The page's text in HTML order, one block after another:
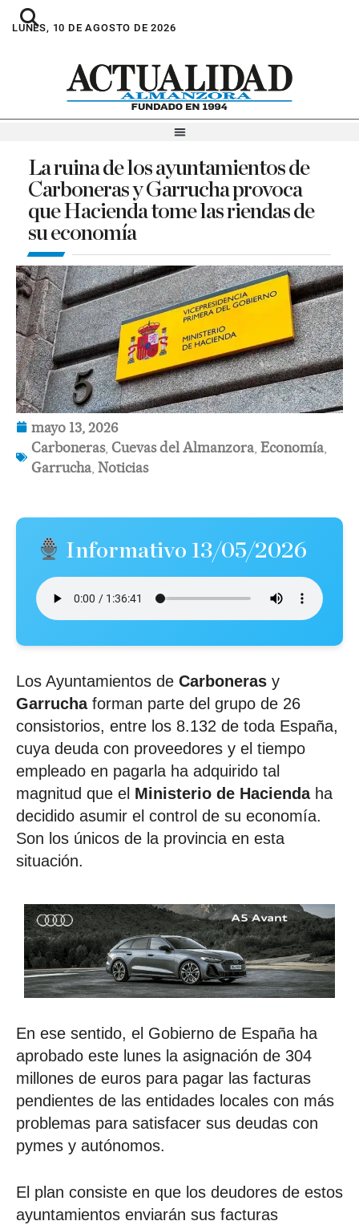
LUNES, 10 DE AGOSTO DE 2026
La ruina de los ayuntamientos de
Carboneras y Garrucha provoca
que Hacienda tome las riendas de
su economía
mayo 13, 2026
Carboneras, Cuevas del Almanzora Economía
Garrucha Noticias
Informativo 13/05/2026
Los Ayuntamientos de Carboneras y
Garrucha forman parte del grupo de 26
consistorios, entre los 8.132 de toda España,
cuya deuda con proveedores y el tiempo
empleado en pagarla ha adquirido tal
magnitud que el Ministerio de Hacienda ha
decidido asumir el control de su economía.
Son los únicos de la provincia en esta
situación.
En ese sentido, el Gobierno de España ha
aprobado este lunes la asignación de 304
millones de euros para pagar las facturas
pendientes de las entidades locales con más
problemas para satisfacer sus deudas con
pymes y autónomos.
El plan consiste en que los deudores de estos
ayuntamientos enviarán sus facturas